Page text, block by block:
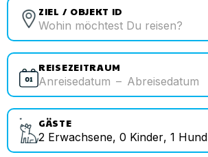
ZIEL / OBJEKT ID
REISEZEITRAUM
Anreisedatum – Abreisedatum
GÄSTE
2 Erwachsene, 0 Kinder, 1 Hund